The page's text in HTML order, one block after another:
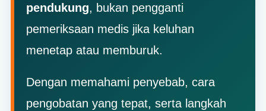
pendukung, bukan pengganti
pemeriksaan medis jika keluhan
menetap atau memburuk.
Dengan memahami penyebab, cara
pengobatan yang tepat, serta langkah